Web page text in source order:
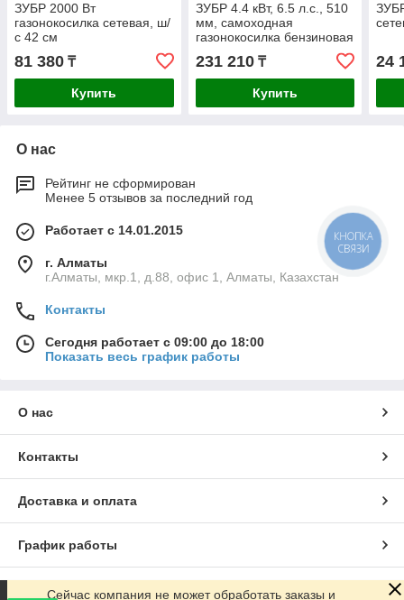
ЗУБР 2000 Вт
газонокосилка сетевая, ш/
с 42 см
81 380 ₸
Купить
ЗУБР 4.4 кВт, 6.5 л.с., 510
мм, самоходная
газонокосилка бензиновая
ГБС-510 Мастер
231 210₸
Купить
24
О нас
Рейтинг не сформирован
Менее 5 отзывов за последний год
Работает с 14.01.2015
г. Алматы
г.Алматы, мкр.1, д.88, офис 1, Алматы, Казахстан
Контакты
Сегодня работает с 09:00 до 18:00
Показать весь график работы
О нас
Контакты
Доставка и оплата
График работы
Полная версия сайта
Сейчас компания не может обработать заказы и
КНОПКА
СВЯЗИ